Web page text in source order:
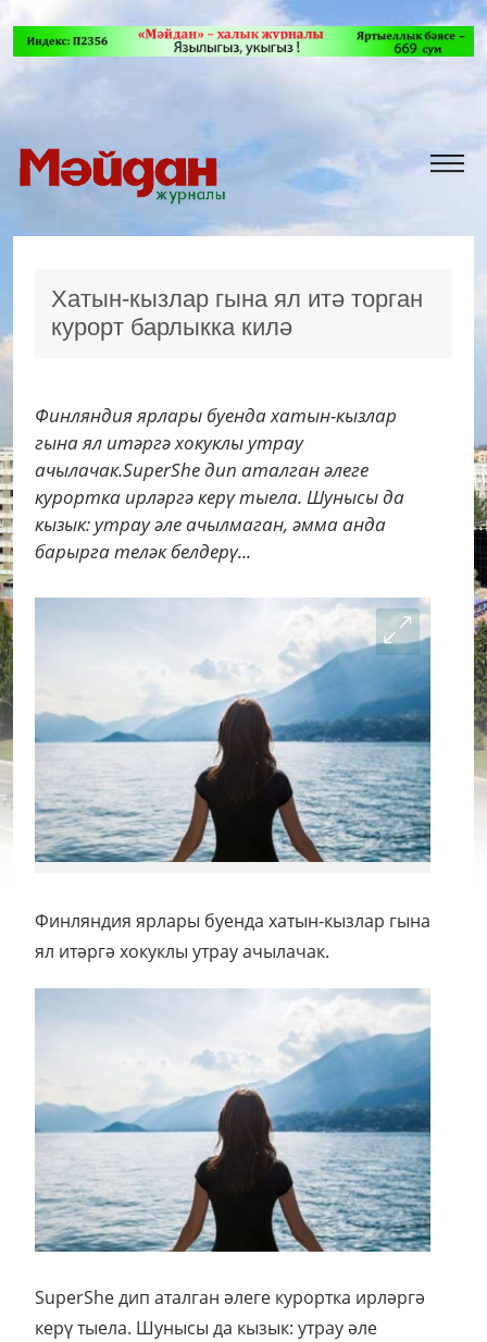
Хатын-кызлар гына ял итә торган
курорт барлыкка килә
Финляндия ярлары буенда хатын-кызлар
гына ял итәргә хокуклы утрау
ачылачак.SuperShe дип аталган әлеге
курортка ирләргә керү тыела. Шунысы да
кызык: утрау әле ачылмаган, әмма анда
барырга теләк белдерү...
Финляндия ярлары буенда хатын-кызлар гына
ял итәргә хокуклы утрау ачылачак.
SuperShe дип аталган әлеге курортка ирләргә
керү тыела. Шунысы да кызык: утрау әле